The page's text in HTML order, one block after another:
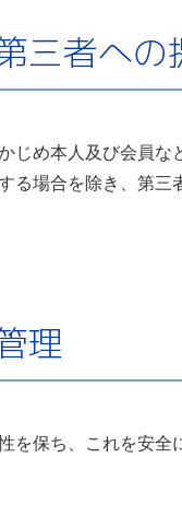
三者への
じめ本人及び会員
る場合を除き、第
理
を保ち、これを安全